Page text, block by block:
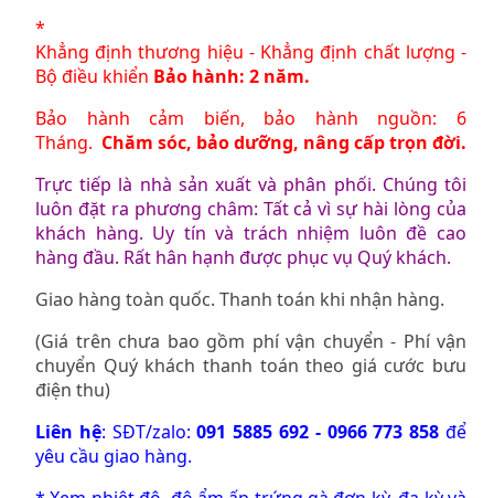
*
Khẳng định thương hiệu - Khẳng định chất lượng -
Bộ điều khiển Bảo hành: 2 năm.
Bảo hành cảm biến, bảo hành nguồn: 6
Tháng. Chăm sóc, bảo dưỡng, nâng cấp trọn đời.
Trực tiếp là nhà sản xuất và phân phối. Chúng tôi
luôn đặt ra phương châm: Tất cả vì sự hài lòng của
khách hàng. Uy tín và trách nhiệm luôn đề cao
hàng đầu. Rất hân hạnh được phục vụ Quý khách.
Giao hàng toàn quốc. Thanh toán khi nhận hàng.
(Giá trên chưa bao gồm phí vận chuyển - Phí vận
chuyển Quý khách thanh toán theo giá cước bưu
điện thu)
Liên hệ: SĐT/zalo:091 5885 692 - 0966 773 858 để
yêu cầu giao hàng.